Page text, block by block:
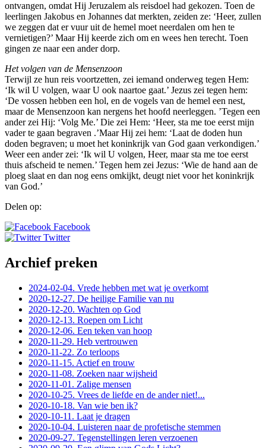
ontvangen, omdat Hij Jeruzalem als reisdoel had gekozen. Toen de
leerlingen Jakobus en Johannes dat merkten, zeiden ze: ‘Heer, zullen
we zeggen dat er vuur uit de hemel moet neerdalen om hen te
vernietigen?’ Maar Hij keerde zich om en wees hen terecht. Toen
gingen ze naar een ander dorp.
Het volgen van de Mensenzoon
Terwijl ze hun reis voortzetten, zei iemand onderweg tegen Hem:
‘Ik wil U volgen, waar U ook naartoe gaat.’ Jezus zei tegen hem:
‘De vossen hebben een hol, en de vogels van de hemel een nest,
maar de Mensenzoon kan nergens het hoofd neerleggen. ’Tegen een
ander zei Hij: ‘Volg Me.’ Die zei Hem: ‘Heer, sta me toe eerst mijn
vader te gaan begraven .’Maar Hij zei hem: ‘Laat de doden hun
doden begraven; u moet het koninkrijk van God gaan verkondigen.’
Weer een ander zei: ‘Ik wil U volgen, Heer, maar sta me toe eerst
thuis afscheid te nemen.’ Tegen hem zei Jezus: ‘Wie de hand aan de
ploeg slaat en dan nog eens omkijkt, deugt niet voor het koninkrijk
van God.’
Delen op:
Facebook
Twitter
Archief preken
2024-02-04. Vrede hebben met wat je overkomt
2020-12-27. De heilige Familie van nu
2020-12-20. Wachten op God
2020-12-13. Roepen om Licht
2020-12-06. Een teken van hoop
2020-11-29. Heb vertrouwen
2020-11-22. Zo terloops
2020-11-15. Actief en trouw
2020-11-08. Zoeken naar wijsheid
2020-11-01. Zalige mensen
2020-10-25. Vrees de liefde en de ander niet!...
2020-10-18. Van wie ben ik?
2020-10-11. Laat je dragen
2020-10-04. Luisteren naar de profetische stemmen
2020-09-27. Tegenstellingen leren verzoenen